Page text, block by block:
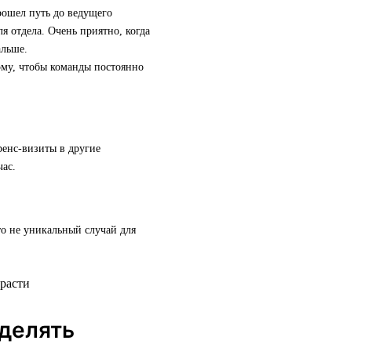
путь до ведущего
отдела. Очень приятно, когда
чтобы команды постоянно
визиты в другие
не уникальный случай для